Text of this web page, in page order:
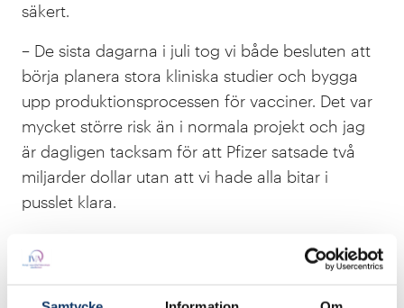
säkert.
– De sista dagarna i juli tog vi både besluten att
börja planera stora kliniska studier och bygga
upp produktionsprocessen för vacciner. Det var
mycket större risk än i normala projekt och jag
är dagligen tacksam för att Pfizer satsade två
miljarder dollar utan att vi hade alla bitar i
pusslet klara.
innehåller genetisk information om det så
kallade spikproteinet på coronavirusets yta. När